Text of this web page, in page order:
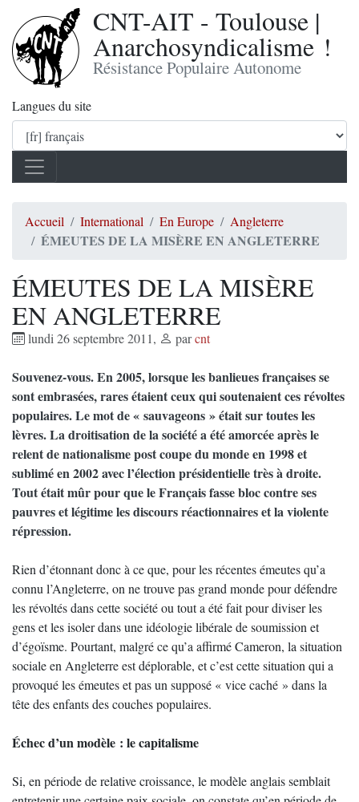
CNT-AIT - Toulouse |
Anarchosyndicalisme !
Résistance Populaire Autonome
Langues du site
Accueil International En Europe Angleterre
ÉMEUTES DE LA MISÈRE EN ANGLETERRE
ÉMEUTES DE LA MISÈRE
EN ANGLETERRE
lundi 26 septembre 2011, parcnt
Souvenez-vous. En 2005, lorsque les banlieues françaises se
sont embrasées, rares étaient ceux qui soutenaient ces révoltes
populaires. Le mot de « sauvageons » était sur toutes les
lèvres. La droitisation de la société a été amorcée après le
relent de nationalisme post coupe du monde en 1998 et
sublimé en 2002 avec l’élection présidentielle très à droite.
Tout était mûr pour que le Français fasse bloc contre ses
pauvres et légitime les discours réactionnaires et la violente
répression.
Rien d’étonnant donc à ce que, pour les récentes émeutes qu’a
connu l’Angleterre, on ne trouve pas grand monde pour défendre
les révoltés dans cette société ou tout a été fait pour diviser les
gens et les isoler dans une idéologie libérale de soumission et
d’égoïsme. Pourtant, malgré ce qu’a affirmé Cameron, la situation
sociale en Angleterre est déplorable, et c’est cette situation qui a
provoqué les émeutes et pas un supposé « vice caché » dans la
tête des enfants des couches populaires.
Échec d’un modèle : le capitalisme
Si, en période de relative croissance, le modèle anglais semblait